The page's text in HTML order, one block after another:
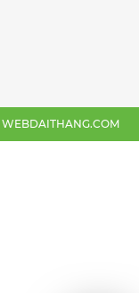
WEBDAITHANG.COM